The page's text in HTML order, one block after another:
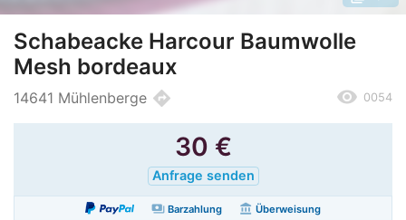
Schabeacke Harcour Baumwolle
Mesh bordeaux
14641 Mühlenberge directions remove_red_eye 0054
30 €
Anfrage senden
paymentsBarzahlung account_balance Überweisung